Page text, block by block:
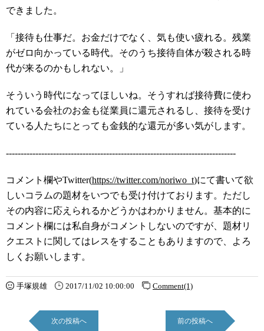
できました。
「接待も仕事だ。お金だけでなく、気も使い疲れる。残業
がゼロ向かっている時代。そのうち接待自体が殺される時
代が来るのかもしれない。」
そういう時代になってほしいね。そうすれば接待費に使わ
れている会社のお金も従業員に還元されるし、接待を受け
ている人たちにとっても金銭的な還元が多い気がします。
------------------------------------------------------------------------------
コメント欄やTwitter(https://twitter.com/noriwo_t)にて書いて欲
しいコラムの題材をいつでも受け付けております。ただし
その内容に応えられるかどうかはわかりません。基本的に
コメント欄には私自身がコメントしないのですが、題材リ
クエストに関してはレスをすることもありますので、よろ
しくお願いします。
手塚規雄 2017/11/02 10:00:00 Comment(1)
次の投稿へ 前の投稿へ